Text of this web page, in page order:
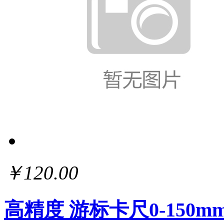
￥120.00
高精度 游标卡尺0-